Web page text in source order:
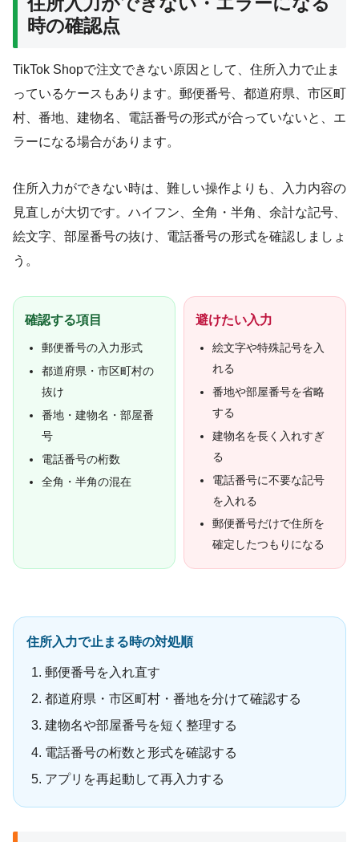
時の確認点
TikTok Shopで注文できない原因として、住所入力で止ま
っているケースもあります。郵便番号、都道府県、市区町
村、番地、建物名、電話番号の形式が合っていないと、エ
ラーになる場合があります。
住所入力ができない時は、難しい操作よりも、入力内容の
見直しが大切です。ハイフン、全角・半角、余計な記号、
絵文字、部屋番号の抜け、電話番号の形式を確認しましょ
う。
確認する項目
郵便番号の入力形式
都道府県・市区町村の
抜け
番地・建物名・部屋番
号
電話番号の桁数
全角・半角の混在
避けたい入力
絵文字や特殊記号を入
れる
番地や部屋番号を省略
する
建物名を長く入れすぎ
る
電話番号に不要な記号
を入れる
郵便番号だけで住所を
確定したつもりになる
住所入力で止まる時の対処順
郵便番号を入れ直す
都道府県・市区町村・番地を分けて確認する
建物名や部屋番号を短く整理する
電話番号の桁数と形式を確認する
アプリを再起動して再入力する